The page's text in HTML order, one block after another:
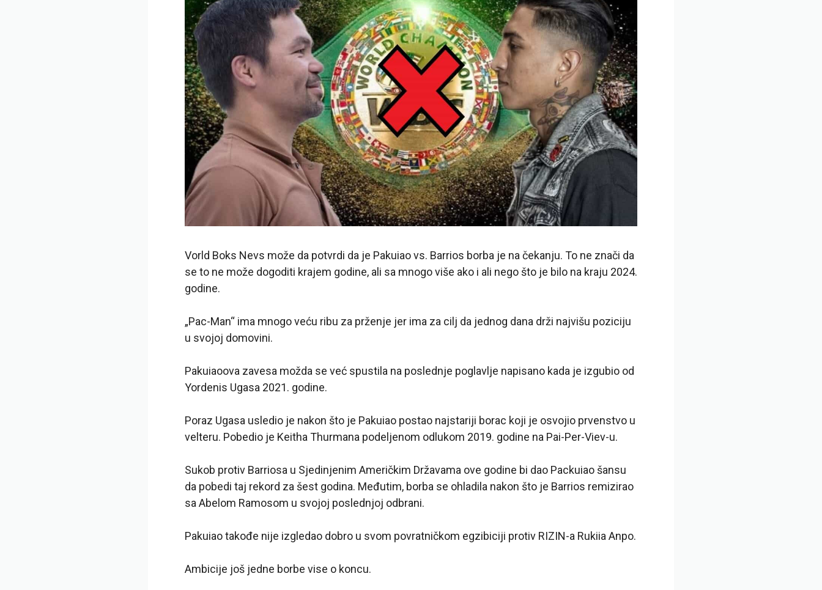
Vorld Boks Nevs može da potvrdi da je Pakuiao vs. Barrios borba je na čekanju. To ne znači da
se to ne može dogoditi krajem godine, ali sa mnogo više ako i ali nego što je bilo na kraju 2024.
godine.
„Pac-Man“ ima mnogo veću ribu za prženje jer ima za cilj da jednog dana drži najvišu poziciju
u svojoj domovini.
Pakuiaoova zavesa možda se već spustila na poslednje poglavlje napisano kada je izgubio od
Yordenis Ugasa 2021. godine.
Poraz Ugasa usledio je nakon što je Pakuiao postao najstariji borac koji je osvojio prvenstvo u
velteru. Pobedio je Keitha Thurmana podeljenom odlukom 2019. godine na Pai-Per-Viev-u.
Sukob protiv Barriosa u Sjedinjenim Američkim Državama ove godine bi dao Packuiao šansu
da pobedi taj rekord za šest godina. Međutim, borba se ohladila nakon što je Barrios remizirao
sa Abelom Ramosom u svojoj poslednjoj odbrani.
Pakuiao takođe nije izgledao dobro u svom povratničkom egzibiciji protiv RIZIN-a Rukiia Anpo.
Ambicije još jedne borbe vise o koncu.